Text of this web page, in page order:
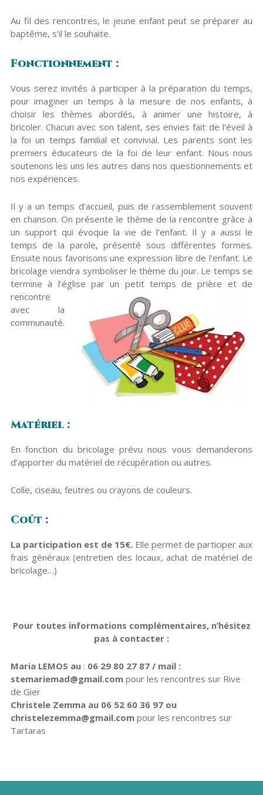
Au fil des rencontres, le jeune enfant peut se préparer au
baptême, s’il le souhaite.
Fonctionnement :
Vous serez invités à participer à la préparation du temps,
pour imaginer un temps à la mesure de nos enfants, à
choisir les thèmes abordés, à animer une histoire, à
bricoler. Chacun avec son talent, ses envies fait de l’éveil à
la foi un temps familial et convivial. Les parents sont les
premiers éducateurs de la foi de leur enfant. Nous nous
soutenons les uns les autres dans nos questionnements et
nos expériences.
Il y a un temps d’accueil, puis de rassemblement souvent
en chanson. On présente le thème de la rencontre grâce à
un support qui évoque la vie de l’enfant. Il y a aussi le
temps de la parole, présenté sous différentes formes.
Ensuite nous favorisons une expression libre de l’enfant. Le
bricolage viendra symboliser le thème du jour. Le temps se
termine à l’église par un petit temps de prière et de
rencontre
avec la
communauté.
Matériel :
En fonction du bricolage prévu nous vous demanderons
d’apporter du matériel de récupération ou autres.
Colle, ciseau, feutres ou crayons de couleurs.
Coût :
La participation est de 15€. Elle permet de participer aux
frais généraux (entretien des locaux, achat de matériel de
bricolage…)
Pour toutes informations complémentaires, n’hésitez
pas à contacter :
Maria LEMOS au: 06 29 80 27 87 / mail :
stemariemad@gmail.com pour les rencontres sur Rive
de Gier
Christele Zemma au 06 52 60 36 97 ou
christelezemma@gmail.com pour les rencontres sur
Tartaras